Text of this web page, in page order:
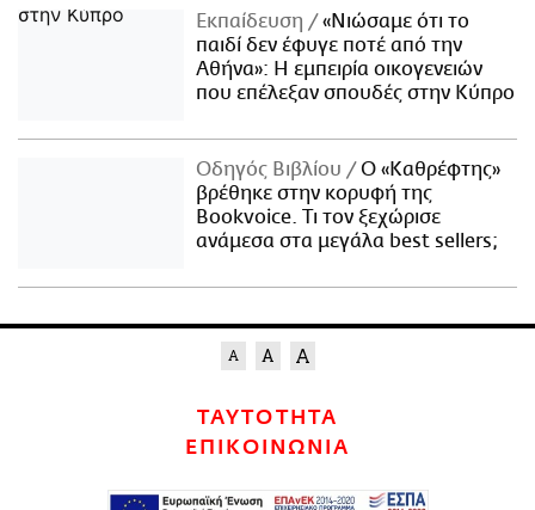
Εκπαίδευση
«Νιώσαμε ότι το
παιδί δεν έφυγε ποτέ από την
Αθήνα»: Η εμπειρία οικογενειών
που επέλεξαν σπουδές στην Κύπρο
Οδηγός Βιβλίου
Ο «Καθρέφτης»
βρέθηκε στην κορυφή της
Bookvoice. Τι τον ξεχώρισε
ανάμεσα στα μεγάλα best sellers;
ΤΑΥΤΟΤΗΤΑ
ΕΠΙΚΟΙΝΩΝΙΑ